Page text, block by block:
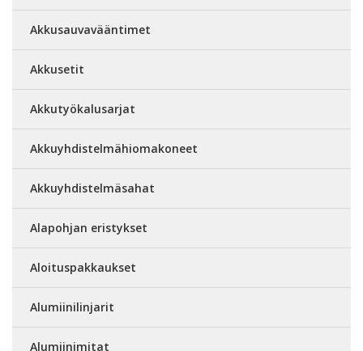
Akkusauvavääntimet
Akkusetit
Akkutyökalusarjat
Akkuyhdistelmähiomakoneet
Akkuyhdistelmäsahat
Alapohjan eristykset
Aloituspakkaukset
Alumiinilinjarit
Alumiinimitat